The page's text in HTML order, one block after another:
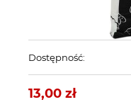
Dostępność:
13,00 zł